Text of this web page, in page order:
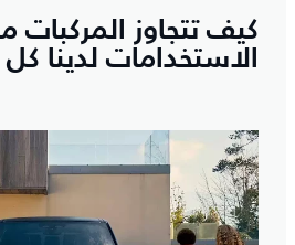
كيف تتجاوز المركبات
الاستخدامات لدينا